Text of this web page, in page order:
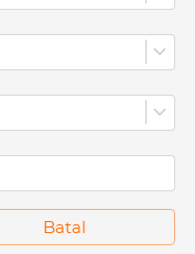
`
Batal